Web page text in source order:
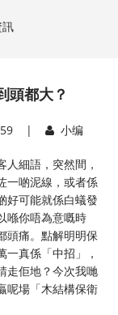
訊
頭都大？
| 小编
細語，突然間，
一啲泥線，或者係
好可能就係白蟻發
喺你唔為意嘅時
頭痛。點解明明保
真係「中招」，
走佢地？今次我哋
呢場「木結構保衛